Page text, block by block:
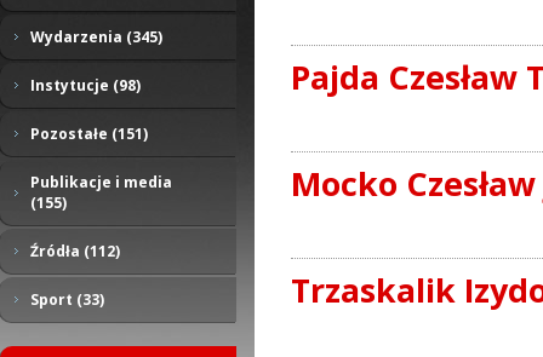
Wydarzenia (345)
Instytucje (98)
Pozostałe (151)
Publikacje i media
(155)
Źródła (112)
Sport (33)
Pajda Czesław
Mocko
Trzaskalik